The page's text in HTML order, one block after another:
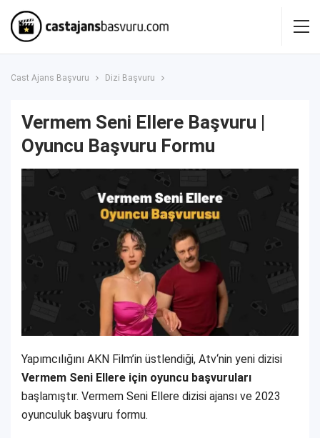
Cast Ajans Başvuru Dizi Başvuru
Vermem Seni Ellere Başvuru |
Oyuncu Başvuru Formu
Yapımcılığını AKN Film’in üstlendiği, Atv‘nin yeni dizisi
Vermem Seni Ellere için oyuncu başvuruları
başlamıştır. Vermem Seni Ellere dizisi ajansı ve 2023
oyunculuk başvuru formu.